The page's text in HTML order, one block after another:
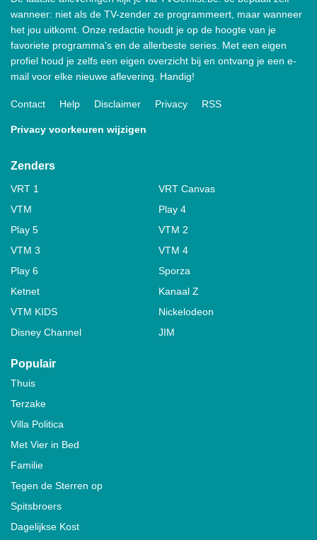
wanneer: niet als de TV-zender ze programmeert, maar wanneer
het jou uitkomt. Onze redactie houdt je op de hoogte van je
favoriete programma's en de allerbeste series. Met een eigen
profiel houd je zelfs een eigen overzicht bij en ontvang je een e-
mail voor elke nieuwe aflevering. Handig!
Contact Help Disclaimer Privacy RSS
Privacy voorkeuren wijzigen
Zenders
VRT 1
VRT Canvas
VTM
Play 4
Play 5
VTM 2
VTM 3
VTM 4
Play 6
Sporza
Ketnet
Kanaal Z
VTM KIDS
Nickelodeon
Disney Channel
JIM
Populair
Thuis
Terzake
Villa Politica
Met Vier in Bed
Familie
Tegen de Sterren op
Spitsbroers
Dagelijkse Kost